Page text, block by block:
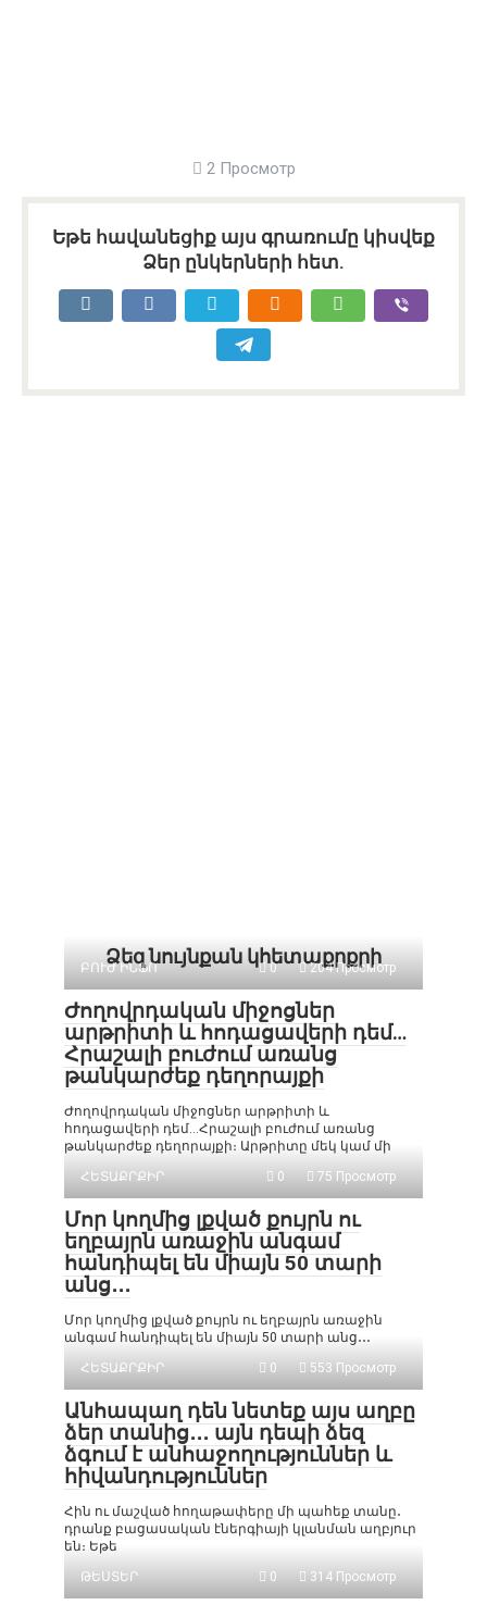
2 Просмотр
Եթե հավանեցիք այս գրառումը կիսվեք
Ձեր ընկերների հետ.
Ձեզ նույնքան կհետաքրքրի
ԲՈՒԺ ԻՆՖՈ 0 204 Просмотр
Ժողովրդական միջոցներ
արթրիտի և հոդացավերի դեմ…
Հրաշալի բուժում առանց
թանկարժեք դեղորայքի
Ժողովրդական միջոցներ արթրիտի և
հոդացավերի դեմ…Հրաշալի բուժում առանց
թանկարժեք դեղորայքի։ Արթրիտը մեկ կամ մի
ՀԵՏԱՔՐՔԻՐ
0 75 Просмотр
Մոր կողմից լքված քույրն ու
եղբայրն առաջին անգամ
հանդիպել են միայն 50 տարի
անց․․․
Մոր կողմից լքված քույրն ու եղբայրն առաջին
անգամ հանդիպել են միայն 50 տարի անց․․․
ՀԵՏԱՔՐՔԻՐ
0 553 Просмотр
Անհապաղ դեն նետեք այս աղբը
ձեր տանից․․․ այն դեպի ձեզ
ձգում է անհաջողություններ և
հիվանդություններ
Հին ու մաշված հողաթափերը մի պահեք տանը․
դրանք բացասական էներգիայի կլանման աղբյուր
են։ Եթե
ԹԵՍՏԵՐ
0 314 Просмотр